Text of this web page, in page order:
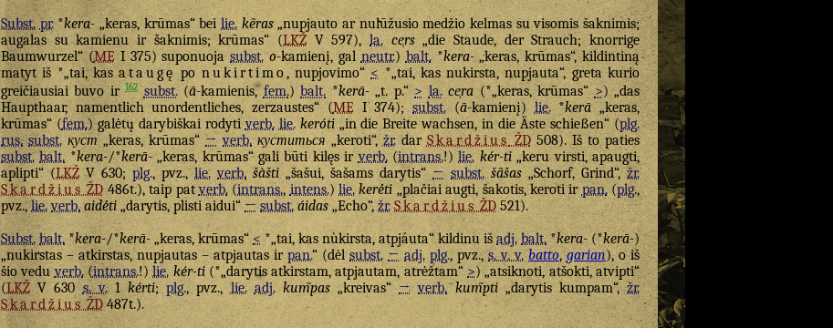
Subst. pr.*kera-„keras, krūmas“ beilie. kẽras„nupjauto ar nulūžusio medžio kelmas su visomis šaknimis;
augalas su kamienu ir šaknimis; krūmas“ (LKŽV 597), la. ce̹rs„die Staude, der Strauch; knorrige
Baumwurzel“ (MEI 375) suponuojasubst. o-kamienį, galneutr.)balt.*kera-„keras, krūmas“, kildintiną
matyt iš *„tai, kasataugępo nukirtimo, nupjovimo“<*„tai, kas nukirsta, nupjauta“, greta kurio
greičiausiai buvo ir162 subst.(ā-kamienis,fem.)balt.*kerā-„t. p.“> la. ce̹ra(*„keras, krūmas“>) „das
Haupthaar, namentlich unordentliches, zerzaustes“ (MEI 374);subst.(ā-kamienį)lie.*kerā„keras,
krūmas“ (fem.) galėtų darybiškai rodytiverb. lie. keróti„in die Breite wachsen, in die Äste schießen“ (plg.
rus. subst. куст„keras, krūmas“→ verb. куститься „keroti“,žr.darSkardžiusŽD508). Iš to paties
subst. balt.*kera-/*kerā-„keras, krūmas“ gali būti kilęs irverb.(intrans.!)lie. kér-ti„keru virsti, apaugti,
aplipti“ (LKŽV 630;plg., pvz.,lie. verb. šàšti„šašui, šašams darytis“← subst. šãšas„Schorf, Grind“,žr.
SkardžiusŽD486t.), taip patverb.(intrans.,intens.)lie. kerė́ti„plačiai augti, šakotis, keroti irpan.(plg.,
pvz.,lie. verb. aidė́ti„darytis, plisti aidui“← subst. áidas„Echo“,žr. SkardžiusŽD 521).
Subst. balt.*kera-/*kerā-„keras, krūmas“<*„tai, kas nùkirsta, atpjáuta“ kildinu išadj. balt.*kera-(*kerā-)
„nukirstas – atkirstas, nupjautas – atpjautas irpan.“ (dėlsubst. ← adj. plg., pvz.,s. v. v. batto,garian), o iš
šio veduverb.(intrans.!)lie. kér-ti(*„darytis atkirstam, atpjautam, atrėžtam“>) „atsiknoti, atšokti, atvipti“
(LKŽV 630s. v.1kérti;plg., pvz.,lie. adj. kum̃pas„kreivas“→ verb. kum̃pti„darytis kumpam“,žr.
SkardžiusŽD487t.).